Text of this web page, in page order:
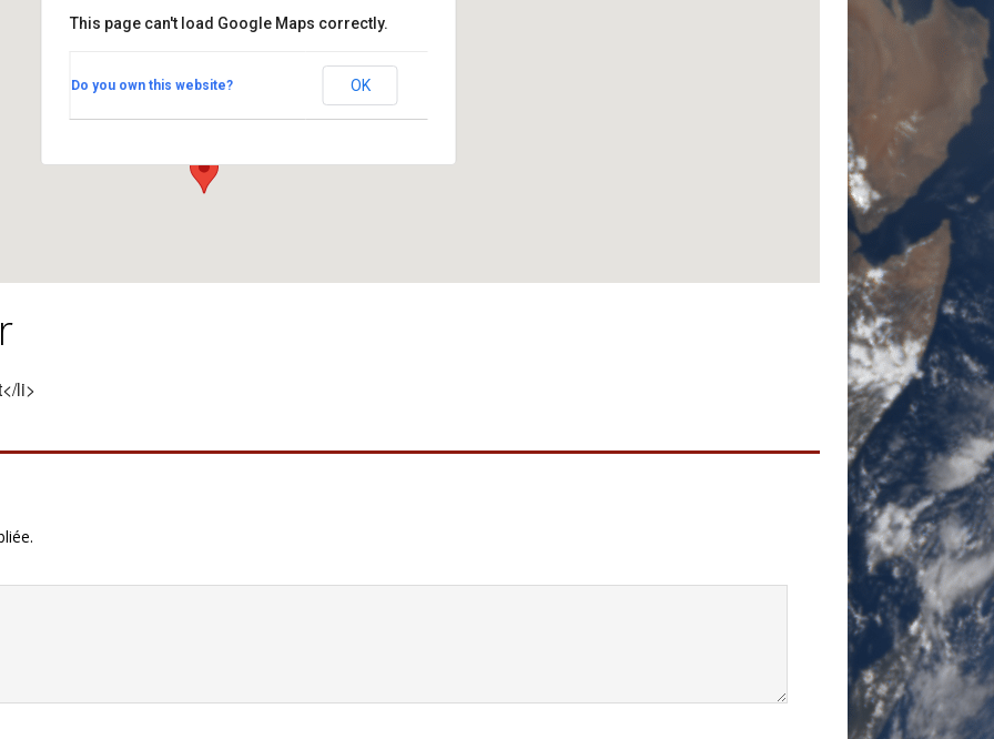
Rue Guillaume-Techtermann 8 - Fribourg
Voir Évènements
This page can't load Google Maps correctly.
Do you own this website? OK
li>